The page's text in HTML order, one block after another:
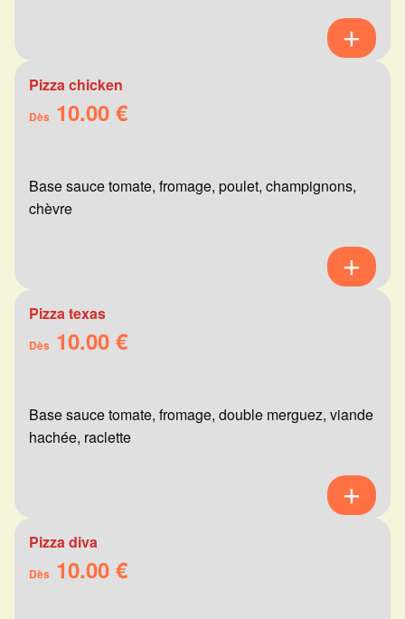
Pizza chicken
Dès 10.00 €
Base sauce tomate, fromage, poulet, champignons,
chèvre
Pizza texas
Dès 10.00 €
Base sauce tomate, fromage, double merguez, viande
hachée, raclette
Pizza diva
Dès 10.00 €